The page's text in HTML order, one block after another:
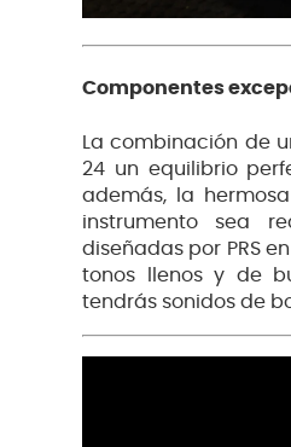
Componentes
La combinación de
24 un equilibrio
además, la
instrumento sea
diseñadas por PRS
tonos llenos y de
tendrás sonidos de